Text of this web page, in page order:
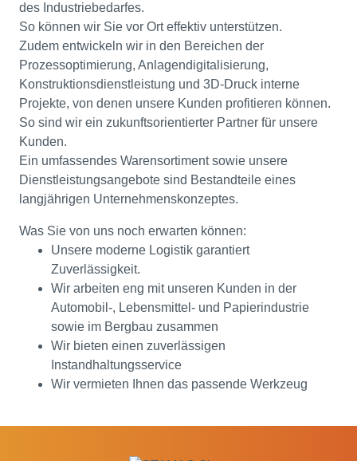
des Industriebedarfes.
So können wir Sie vor Ort effektiv unterstützen.
Zudem entwickeln wir in den Bereichen der
Prozessoptimierung, Anlagendigitalisierung,
Konstruktionsdienstleistung und 3D-Druck interne
Projekte, von denen unsere Kunden profitieren können.
So sind wir ein zukunftsorientierter Partner für unsere
Kunden.
Ein umfassendes Warensortiment sowie unsere
Dienstleistungsangebote sind Bestandteile eines
langjährigen Unternehmenskonzeptes.
Was Sie von uns noch erwarten können:
Unsere moderne Logistik garantiert
Zuverlässigkeit.
Wir arbeiten eng mit unseren Kunden in der
Automobil-, Lebensmittel- und Papierindustrie
sowie im Bergbau zusammen
Wir bieten einen zuverlässigen
Instandhaltungsservice
Wir vermieten Ihnen das passende Werkzeug